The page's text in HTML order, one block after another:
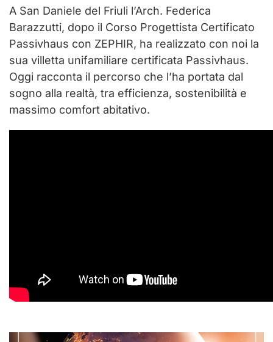
A San Daniele del Friuli l’Arch. Federica
Barazzutti, dopo il Corso Progettista Certificato
Passivhaus con ZEPHIR, ha realizzato con noi la
sua villetta unifamiliare certificata Passivhaus.
Oggi racconta il percorso che l’ha portata dal
sogno alla realtà, tra efficienza, sostenibilità e
massimo comfort abitativo.